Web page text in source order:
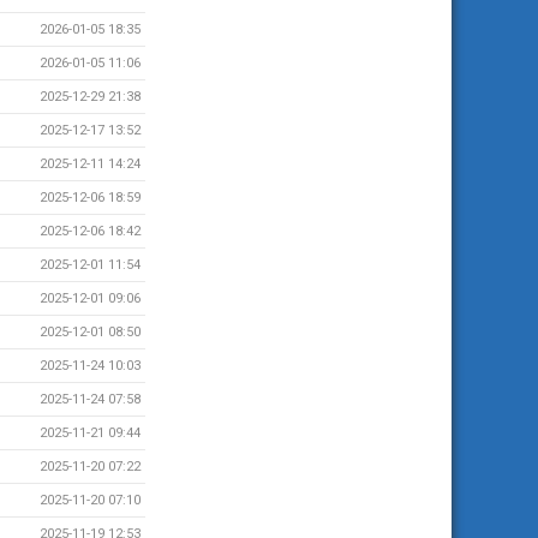
2026-01-05 18:35
2026-01-05 11:06
2025-12-29 21:38
2025-12-17 13:52
2025-12-11 14:24
2025-12-06 18:59
2025-12-06 18:42
2025-12-01 11:54
2025-12-01 09:06
2025-12-01 08:50
2025-11-24 10:03
2025-11-24 07:58
2025-11-21 09:44
2025-11-20 07:22
2025-11-20 07:10
2025-11-19 12:53